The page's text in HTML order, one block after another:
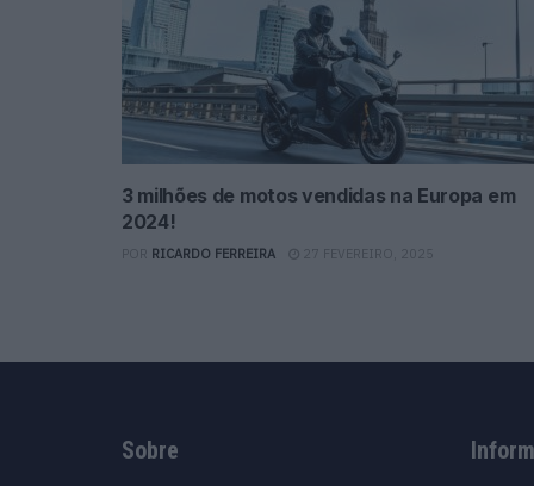
3 milhões de motos vendidas na Europa em
2024!
RICARDO FERREIRA 27 FEVEREIRO, 2025
Sobre